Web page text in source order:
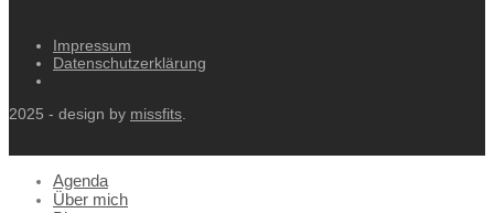
Impressum
Datenschutzerklärung
2025 - design by missfits
Agenda
Über mich